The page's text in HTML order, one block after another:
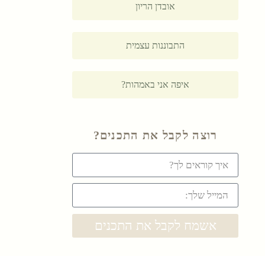
אובדן הריון
התבוננות עצמית
איפה אני באמהות?
רוצה לקבל את התכנים?
אשמח לקבל את התכנים